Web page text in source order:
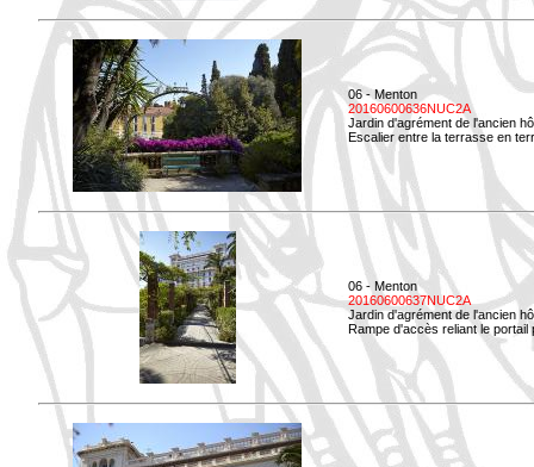
06 - Menton
20160600636NUC2A
Jardin d'agrément de l'ancien
Escalier entre la terrasse en
06 - Menton
20160600637NUC2A
Jardin d'agrément de l'ancien
Rampe d'accès reliant le portail